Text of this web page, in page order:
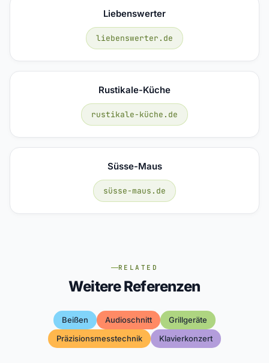
Liebenswerter
liebenswerter.de
Rustikale-Küche
rustikale-küche.de
Süsse-Maus
süsse-maus.de
RELATED
Weitere Referenzen
Beißen Audioschnitt
Grillgeräte
Präzisionsmesstechnik
Klavierkonzert